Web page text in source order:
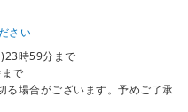
さい
時59分まで
で
場合がございます。予めご了承